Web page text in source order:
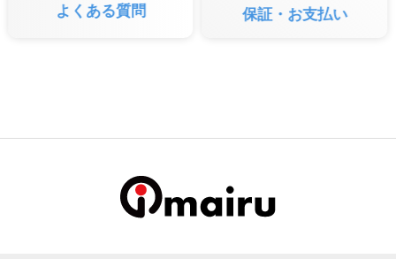
よくある質問 保証・お支払い